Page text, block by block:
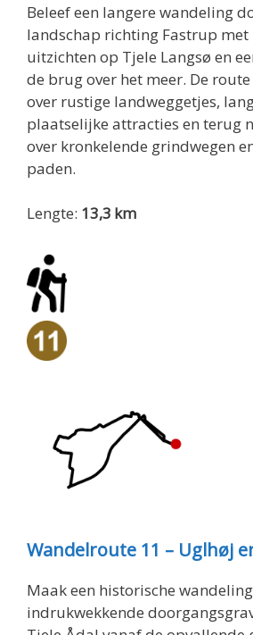
Beleef een langere wandeling
landschap richting Fastrup
uitzichten op Tjele Langsø en
de brug over het meer. De
over rustige landweggetjes,
plaatselijke attracties en terug
over kronkelende grindwegen
paden.
Lengte: 13,3 km
Wandelroute 11 – Uglhøj
Maak een historische
indrukwekkende